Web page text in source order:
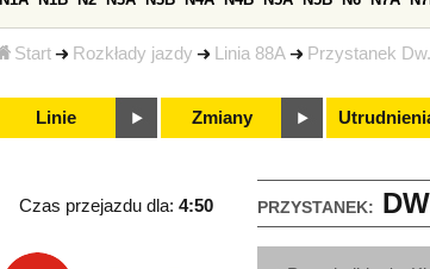
Start Rozkłady jazdy Linia 88A Przystanek
Linie Zmiany
PRZYSTANEK:
Czas przejazdu dla: 4:50